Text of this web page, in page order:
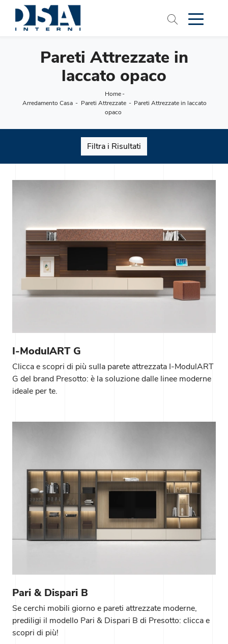
Pareti Attrezzate in
laccato opaco
Home-
Arredamento Casa - Pareti Attrezzate - Pareti Attrezzate in laccato
opaco
Filtra i Risultati
I-ModulART G
Clicca e scopri di più sulla parete attrezzata I-ModulART
G del brand Presotto: è la soluzione dalle linee moderne
ideale per te.
Pari & Dispari B
Se cerchi mobili giorno e pareti attrezzate moderne,
prediligi il modello Pari & Dispari B di Presotto: clicca e
scopri di più!